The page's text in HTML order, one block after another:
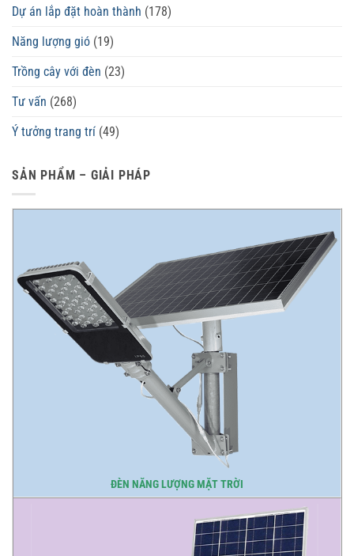
Dự án lắp đặt hoàn thành (178)
Năng lượng gió (19)
Trồng cây với đèn (23)
Tư vấn (268)
Ý tưởng trang trí (49)
SẢN PHẨM – GIẢI PHÁP
ĐÈN NĂNG LƯỢNG MẶT TRỜI